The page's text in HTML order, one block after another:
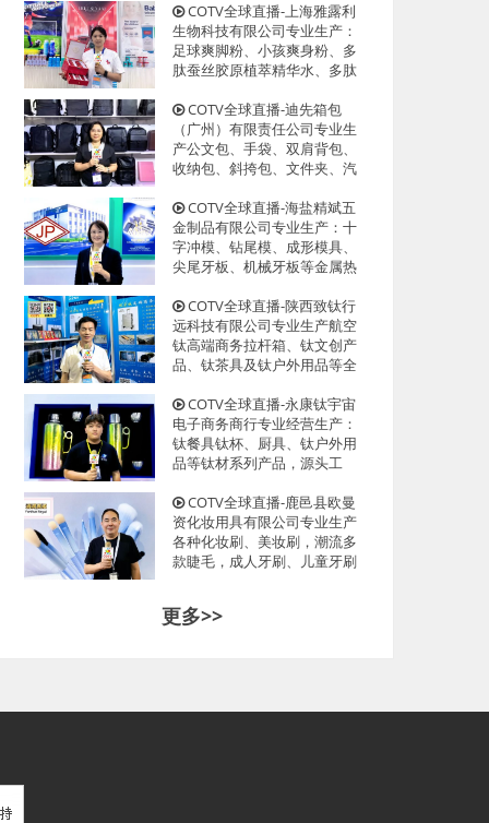
头、过滤净水龙头以及洗脸盆
等系列洁具产品、源头工厂，
欢迎大家光临！
COTV全球直播-上海雅露利
生物科技有限公司专业生产：
足球爽脚粉、小孩爽身粉、多
肽蚕丝胶原植萃精华水、多肽
健康产品，源头工厂，欢迎大
家光临！
COTV全球直播-迪先箱包
（广州）有限责任公司专业生
产公文包、手袋、双肩背包、
收纳包、斜挎包、文件夹、汽
品，欢迎大家光临！
COTV全球直播-海盐精斌五
金制品有限公司专业生产：十
字冲模、钻尾模、成形模具、
尖尾牙板、机械牙板等金属热
品，设计创新、匠心制造、款
式多样，源头工厂，欢迎大家
光临！
COTV全球直播-陕西致钛行
远科技有限公司专业生产航空
钛高端商务拉杆箱、钛文创产
品、钛茶具及钛户外用品等全
釆用航空级高科技钛材及钛铆
钉及箱饰功能，欢迎大家光
临！
COTV全球直播-永康钛宇宙
电子商务商行专业经营生产：
钛餐具钛杯、厨具、钛户外用
品等钛材系列产品，源头工
临！COTV全球直播-鹿邑县欧曼
资化妆用具有限公司专业生产
各种化妆刷、美妆刷，潮流多
款睫毛，成人牙刷、儿童牙刷
更多>>